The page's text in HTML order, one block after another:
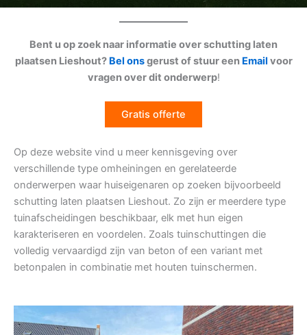
Bent u op zoek naar informatie over schutting laten
plaatsen Lieshout? Bel onsgerust of stuur een Email voor
vragen over dit onderwerp!
Gratis offerte
Op deze website vind u meer kennisgeving over
verschillende type omheiningen en gerelateerde
onderwerpen waar huiseigenaren op zoeken bijvoorbeeld
schutting laten plaatsen Lieshout. Zo zijn er meerdere type
tuinafscheidingen beschikbaar, elk met hun eigen
karakteriseren en voordelen. Zoals tuinschuttingen die
volledig vervaardigd zijn van beton of een variant met
betonpalen in combinatie met houten tuinschermen.